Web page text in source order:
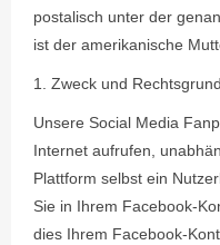
postalisch unter der
ist der amerikanische
1. Zweck und
Unsere Social Media
Internet aufrufen,
Plattform selbst ein
Sie in Ihrem Facebook-
dies Ihrem Facebook-